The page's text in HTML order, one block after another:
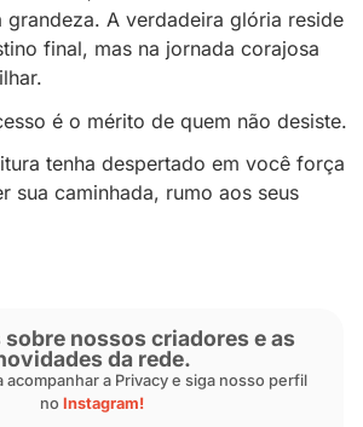
esforço transcende as
se manifesta nas conexões
e nas inspirações
social, conectando
o compromisso de superar
é coletiva, pois cada
poder da determinação
externo. É a transformação
que se revela como o